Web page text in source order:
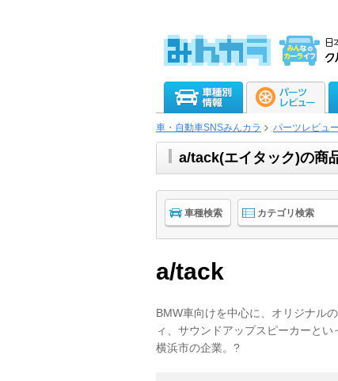
車・自動車SNSみんカラ パーツレビュー
a/tack(エイタック)の商
車種検索 カテゴリ検索
a/tack
BMW車向けを中心に、オリジナル
ィ、サウンドアップスピーカーと
横浜市の企業。?